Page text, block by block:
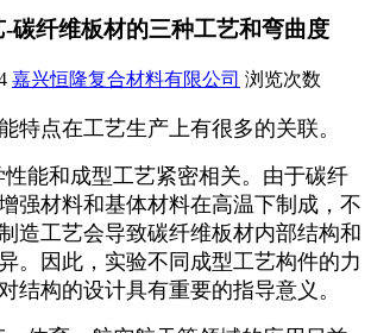
碳纤维板材的三种工艺和弯曲度
嘉兴恒隆复合材料有限公司 浏览次数
特点在工艺生产上有很多的关联。
能和成型工艺紧密相关。由于碳纤
强材料和基体材料在高温下制成，不
造工艺会导致碳纤维板材内部结构和
。因此，实验不同成型工艺构件的力
结构的设计具有重要的指导意义。